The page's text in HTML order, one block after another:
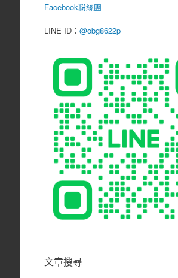
Facebook粉絲團
LINE ID： @obg8622p
文章搜尋